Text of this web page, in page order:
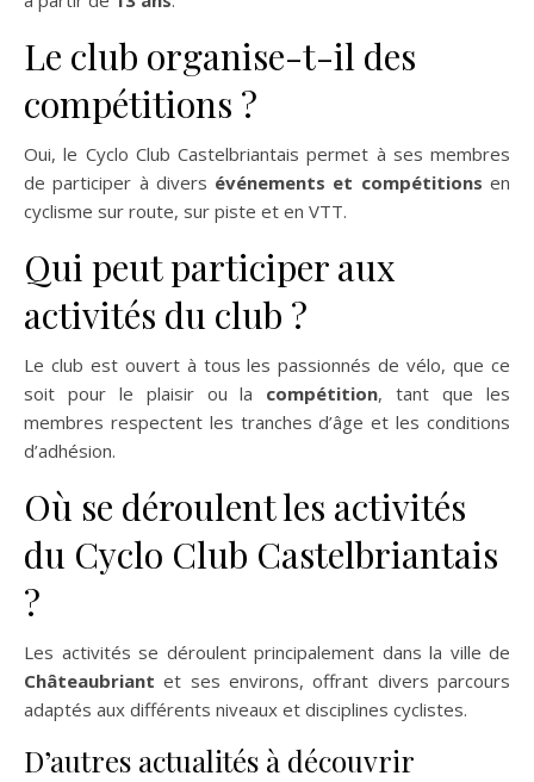
Le club organise-t-il des
compétitions ?
Oui, le Cyclo Club Castelbriantais permet à ses membres
de participer à divers événements et compétitions en
cyclisme sur route, sur piste et en VTT.
Qui peut participer aux
activités du club ?
Le club est ouvert à tous les passionnés de vélo, que ce
soit pour le plaisir ou la compétition, tant que les
membres respectent les tranches d’âge et les conditions
d’adhésion.
Où se déroulent les activités
du Cyclo Club Castelbriantais
?
Les activités se déroulent principalement dans la ville de
Châteaubriant et ses environs, offrant divers parcours
adaptés aux différents niveaux et disciplines cyclistes.
D’autres actualités à découvrir